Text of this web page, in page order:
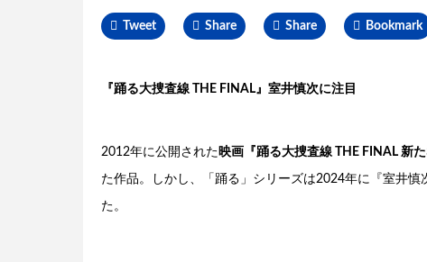
Tweet Share Share Bookmark
『踊る大捜査線 THE FINAL』室井慎次に注目
2012年に公開された映画『踊る大捜査線 THE FINAL 新た
た作品。しかし、「踊る」シリーズは2024年に『室井
た。